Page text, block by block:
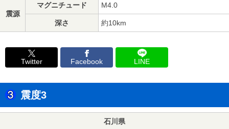
震源
マグニチュード M4.0
深さ 約10km
Twitter Facebook LINE
震度3
石川県